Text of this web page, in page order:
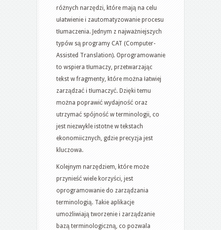
różnych narzędzi, które mają na celu
ułatwienie i zautomatyzowanie procesu
tłumaczenia. Jednym z najważniejszych
typów są programy CAT (Computer-
Assisted Translation). Oprogramowanie
to wspiera tłumaczy, przetwarzając
tekst w fragmenty, które można łatwiej
zarządzać i tłumaczyć. Dzięki temu
można poprawić wydajność oraz
utrzymać spójność w terminologii, co
jest niezwykle istotne w tekstach
ekonomiicznych, gdzie precyzja jest
kluczowa.
Kolejnym narzędziem, które może
przynieść wiele korzyści, jest
oprogramowanie do zarządzania
terminologią. Takie aplikacje
umożliwiają tworzenie i zarządzanie
bazą terminologiczną, co pozwala